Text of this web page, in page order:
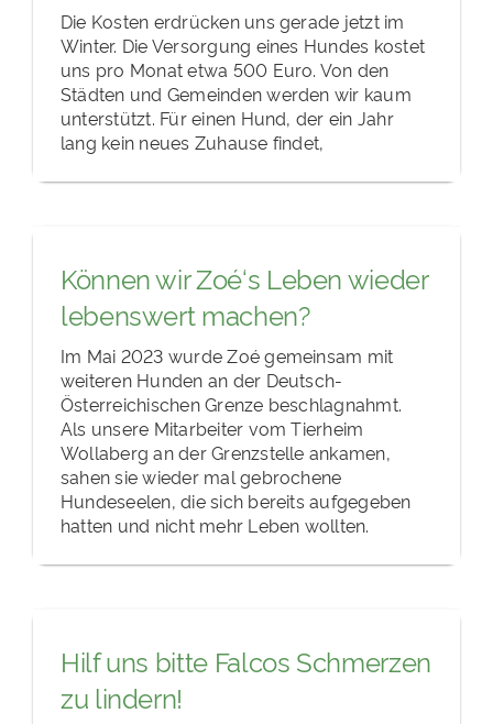
Die Kosten erdrücken uns gerade jetzt im
Winter. Die Versorgung eines Hundes kostet
uns pro Monat etwa 500 Euro. Von den
Städten und Gemeinden werden wir kaum
unterstützt. Für einen Hund, der ein Jahr
lang kein neues Zuhause findet,
Können wir Zoé‘s Leben wieder
lebenswert machen?
Im Mai 2023 wurde Zoé gemeinsam mit
weiteren Hunden an der Deutsch-
Österreichischen Grenze beschlagnahmt.
Als unsere Mitarbeiter vom Tierheim
Wollaberg an der Grenzstelle ankamen,
sahen sie wieder mal gebrochene
Hundeseelen, die sich bereits aufgegeben
hatten und nicht mehr Leben wollten.
Hilf uns bitte Falcos Schmerzen
zu lindern!